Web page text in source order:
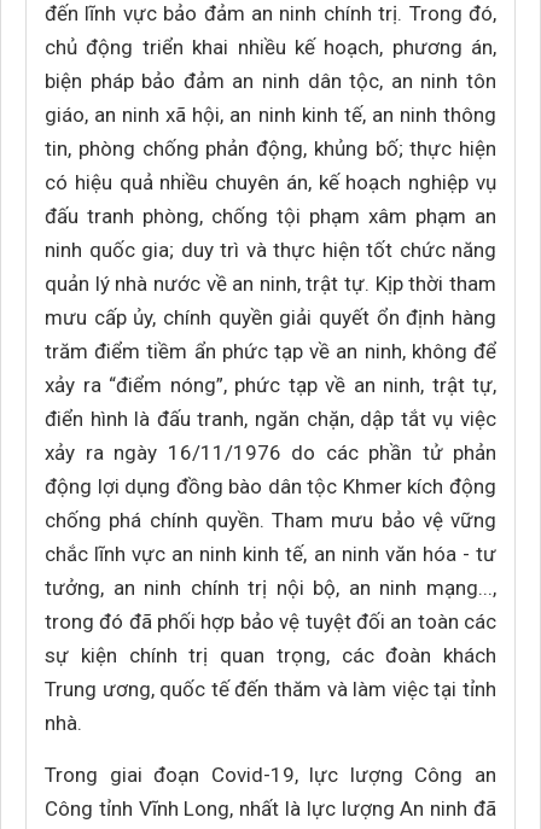
đến lĩnh vực bảo đảm an ninh chính trị. Trong đó,
chủ động triển khai nhiều kế hoạch, phương án,
biện pháp bảo đảm an ninh dân tộc, an ninh tôn
giáo, an ninh xã hội, an ninh kinh tế, an ninh thông
tin, phòng chống phản động, khủng bố; thực hiện
có hiệu quả nhiều chuyên án, kế hoạch nghiệp vụ
đấu tranh phòng, chống tội phạm xâm phạm an
ninh quốc gia; duy trì và thực hiện tốt chức năng
quản lý nhà nước về an ninh, trật tự. Kịp thời tham
mưu cấp ủy, chính quyền giải quyết ổn định hàng
trăm điểm tiềm ẩn phức tạp về an ninh, không để
xảy ra “điểm nóng”, phức tạp về an ninh, trật tự,
điển hình là đấu tranh, ngăn chặn, dập tắt vụ việc
xảy ra ngày 16/11/1976 do các phần tử phản
động lợi dụng đồng bào dân tộc Khmer kích động
chống phá chính quyền. Tham mưu bảo vệ vững
chắc lĩnh vực an ninh kinh tế, an ninh văn hóa - tư
tưởng, an ninh chính trị nội bộ, an ninh mạng...,
trong đó đã phối hợp bảo vệ tuyệt đối an toàn các
sự kiện chính trị quan trọng, các đoàn khách
Trung ương, quốc tế đến thăm và làm việc tại tỉnh
nhà.
Trong giai đoạn Covid-19, lực lượng Công an
Công tỉnh Vĩnh Long, nhất là lực lượng An ninh đã